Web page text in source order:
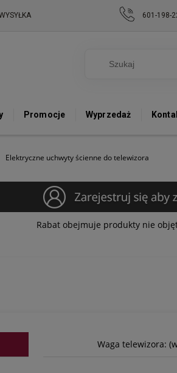
Promocje Wyprzedaż
Elektryczne uchwyty ścienne do telewizora
601-198-
Rabat obejmuje produkty nie
Waga telewizora: